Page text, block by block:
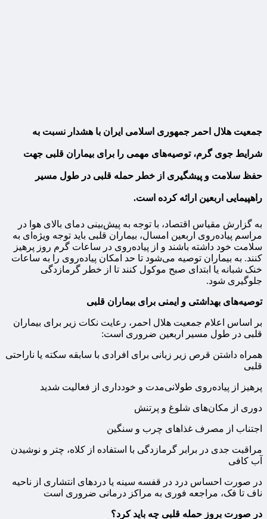
جمعیت هلال احمر جمهوری اسلامی ایران با هشدار نسبت به
شرایط جوی گرم، توصیه‌های مهمی را برای بیماران قلبی جهت
حفظ سلامت و پیشگیری از خطر حمله قلبی در طول مسیر
راهپیمایی اربعین ارائه کرده است.
به گزارش مقیاس اقتصاد، با توجه به پیش‌بینی دمای بالای هوا در
مراسم پیاده‌روی اربعین امسال، بیماران قلبی باید توجه ویژه‌ای به
سلامت خود داشته باشند و از پیاده‌روی در ساعات گرم روز پرهیز
کنند. به بیماران توصیه می‌شود تا حد امکان پیاده‌روی را به ساعات
خنک شبانه یا ابتدای صبح موکول کنند تا از خطر گرمازدگی
جلوگیری شود.
توصیه‌های بهداشتی و ایمنی برای بیماران قلبی
بر اساس اعلام جمعیت هلال احمر، رعایت نکات زیر برای بیماران
قلبی در طول مسیر اربعین ضروری است:
همراه داشتن قرص زیر زبانی برای افرادی با سابقه سکته یا ناراحتی
قلبی
پرهیز از پیاده‌روی طولانی‌مدت و خودداری از فعالیت شدید
دوری از مکان‌های شلوغ و پرتنش
اجتناب از مصرف غذاهای چرب و سنگین
مراقبت جدی در برابر گرمازدگی با استفاده از کلاه، چتر و نوشیدن
آب کافی
در صورت احساس درد در قفسه سینه یا دردهای انتشاری از ناحیه
ناف تا فک، مراجعه فوری به مراکز درمانی ضروری است
در صورت بروز حمله قلبی چه باید کرد؟